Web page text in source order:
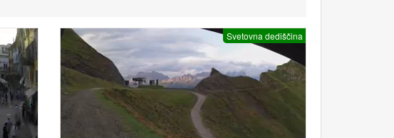
Svetovna dediščina